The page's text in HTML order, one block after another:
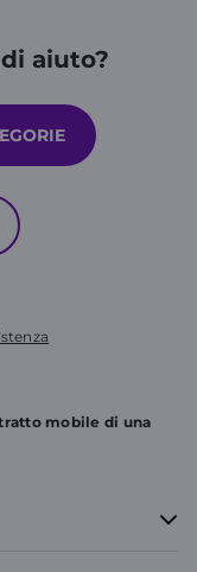
aiuto?
mobile di una